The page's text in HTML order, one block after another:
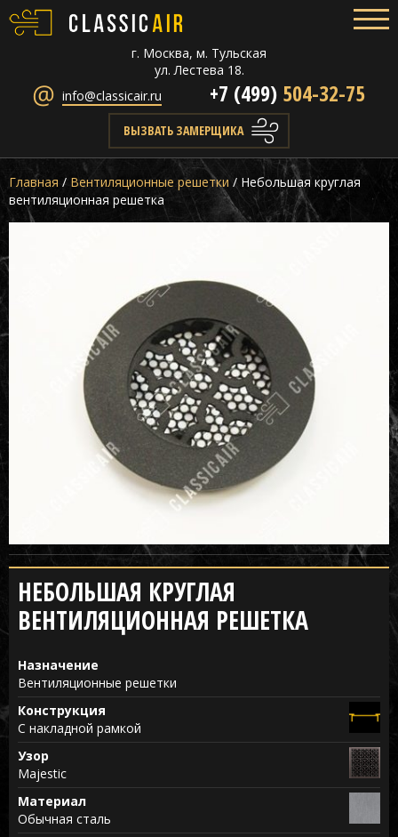
г. Москва, м. Тульская
ул. Лестева 18.
info@classicair.ru
+7 (499) 504-32-75
ВЫЗВАТЬ ЗАМЕРЩИКА
Главная / Вентиляционные решетки/ Небольшая круглая
вентиляционная решетка
НЕБОЛЬШАЯ КРУГЛАЯ
ВЕНТИЛЯЦИОННАЯ РЕШЕТКА
Назначение
Вентиляционные решетки
Конструкция
С накладной рамкой
Узор
Majestic
Материал
Обычная сталь